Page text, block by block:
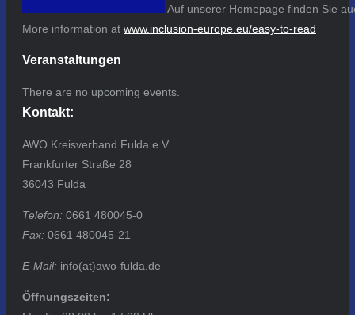
Auf unserer Homepage finden Sie
More information at www.inclusion-europe.eu/easy-to-read
Veranstaltungen
There are no upcoming events.
Kontakt:
AWO Kreisverband Fulda e.V.
Frankfurter Straße 28
36043 Fulda
Telefon: 0661 480045-0
Fax: 0661 480045-21
E-Mail: info(at)awo-fulda.de
Öffnungszeiten: